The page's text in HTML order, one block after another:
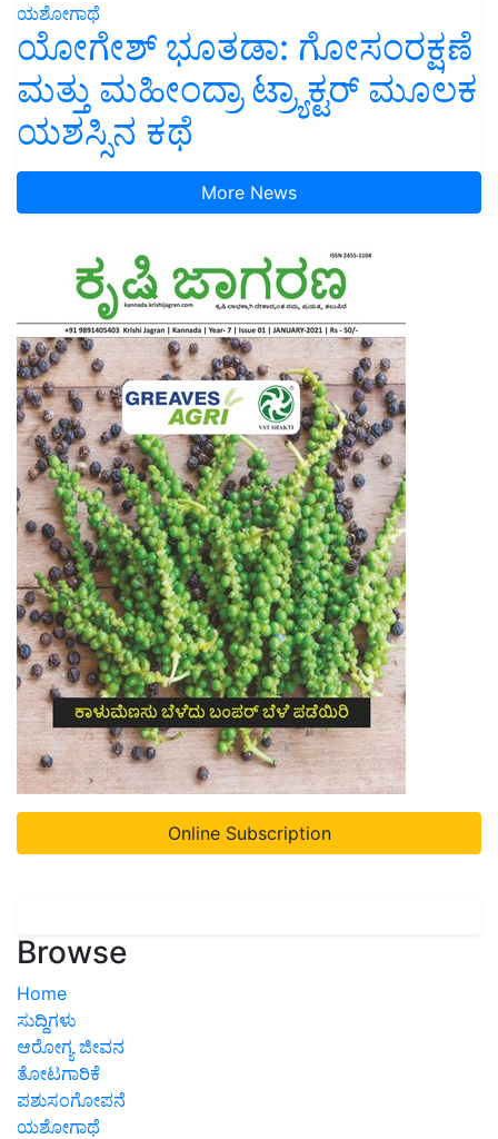
ಯಶೋಗಾಥೆ
ಯೋಗೇಶ್ ಭೂತಡಾ: ಗೋಸಂರಕ್ಷಣೆ
ಮತ್ತು ಮಹೀಂದ್ರಾ ಟ್ರ್ಯಾಕ್ಟರ್ ಮೂಲಕ
ಯಶಸ್ಸಿನ ಕಥೆ
More News
Online Subscription
Browse
Home
ಸುದ್ದಿಗಳು
ಆರೋಗ್ಯ ಜೀವನ
ತೋಟಗಾರಿಕೆ
ಪಶುಸಂಗೋಪನೆ
ಯಶೋಗಾಥೆ